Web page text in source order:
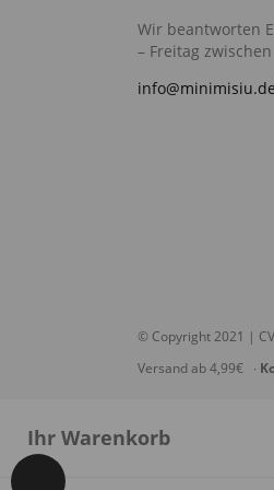
Wir beantworten
– Freitag
info@minimisiu.de
© Copyright 2021 |
Versand ab 4,99€ ∙
Ihr Warenkorb